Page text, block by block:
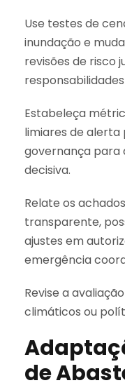
Use testes de
inundação e
revisões de risco
Estabeleça
limiares de
governança para
decisiva.
Relate os
transparente,
ajustes em
emergência
Revise a
climáticos ou
de